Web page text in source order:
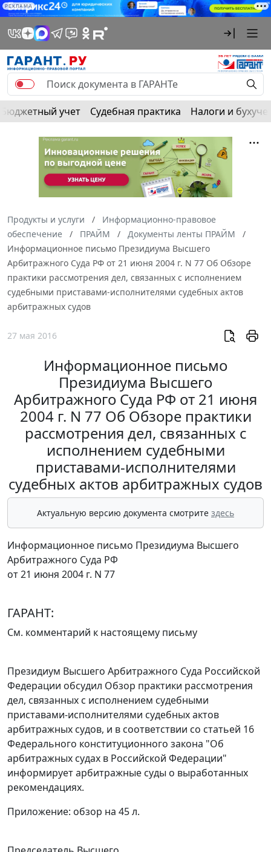
РЕКЛАМА
Бюджетный учет Судебная практика Налоги и
Продукты и услуги
Информационно-правовое
обеспечение
ПРАЙМ
Документы ленты ПРАЙМ
Информационное письмо Президиума Высшего
Арбитражного Суда РФ от 21 июня 2004 г. N 77 Об Обзоре
практики рассмотрения дел, связанных с исполнением
судебными приставами-исполнителями судебных актов
арбитражных судов
27 мая 2016
Информационное письмо
Президиума Высшего
Арбитражного Суда РФ от 21 июня
2004 г. N 77 Об Обзоре практики
рассмотрения дел, связанных с
исполнением судебными
приставами-исполнителями
судебных актов арбитражных судов
Актуальную версию документа смотрите здесь
Информационное письмо Президиума Высшего
Арбитражного Суда РФ
от 21 июня 2004 г. N 77
ГАРАНТ:
См. комментарий к настоящему письму
Президиум Высшего Арбитражного Суда Российской
Федерации обсудил Обзор практики рассмотрения
дел, связанных с исполнением судебными
приставами-исполнителями судебных актов
арбитражных судов, и в соответствии со статьей 16
Федерального конституционного закона "Об
арбитражных судах в Российской Федерации"
информирует арбитражные суды о выработанных
рекомендациях.
Приложение: обзор на 45 л.